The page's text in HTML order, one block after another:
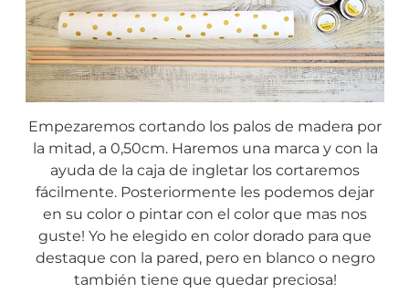
Empezaremos cortando los palos de madera por
la mitad, a 0,50cm. Haremos una marca y con la
ayuda de la caja de ingletar los cortaremos
fácilmente. Posteriormente les podemos dejar
en su color o pintar con el color que mas nos
guste! Yo he elegido en color dorado para que
destaque con la pared, pero en blanco o negro
también tiene que quedar preciosa!